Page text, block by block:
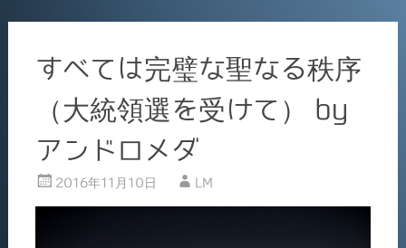
k
すべては完璧な聖なる秩序
（大統領選を受けて） by
アンドロメダ
2016年11月10日 LM